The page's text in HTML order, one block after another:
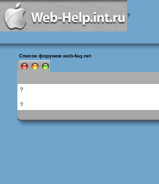
?
Список форумов web-faq.net
?
?